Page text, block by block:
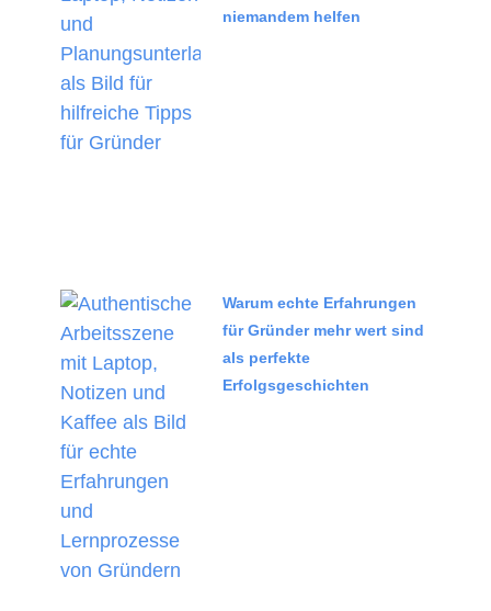
niemandem helfen
Warum echte Erfahrungen
für Gründer mehr wert sind
als perfekte
Erfolgsgeschichten